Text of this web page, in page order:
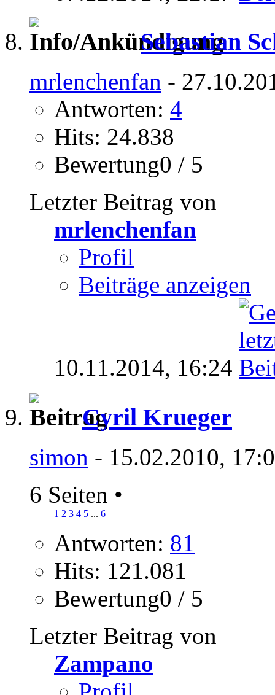
Sebastian
mrlenchenfan -
Antworten: 4
Hits: 24.838
Bewertung0 / 5
Letzter Beitrag von
mrlenchenfan
Profil
Beiträge anzeigen
10.11.2014, 16:24
Cyril Krueger
simon - 15.02.2010,
6 Seiten •
1 2 3 4 5 ... 6
Antworten: 81
Hits: 121.081
Bewertung0 / 5
Letzter Beitrag von
Zampano